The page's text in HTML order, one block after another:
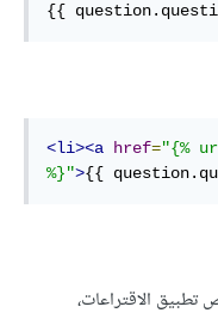
{{
<li><a href="{%
%}">{{
الاقتراعات،